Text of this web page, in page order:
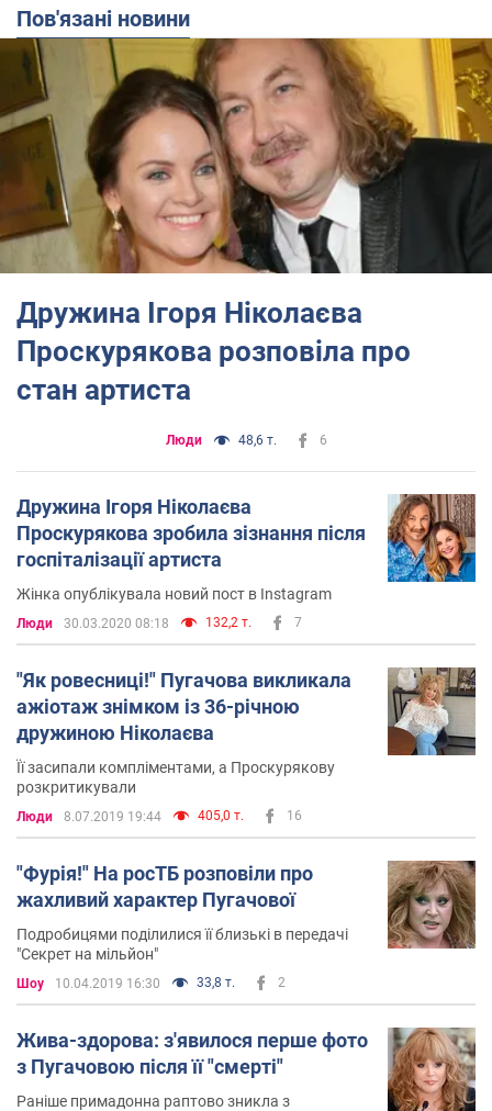
Пов'язані новини
Дружина Ігоря Ніколаєва
Проскурякова розповіла про
стан артиста
Люди 48,6 т. 6
Дружина Ігоря Ніколаєва
Проскурякова зробила зізнання після
госпіталізації артиста
Жінка опублікувала новий пост в Instagram
Люди 30.03.2020 08:18 132,2 т. 7
"Як ровесниці!" Пугачова викликала
ажіотаж знімком із 36-річною
дружиною Ніколаєва
Її засипали компліментами, а Проскурякову
розкритикували
Люди 8.07.2019 19:44 405,0 т. 16
"Фурія!" На росТБ розповіли про
жахливий характер Пугачової
Подробицями поділилися її близькі в передачі
"Секрет на мільйон"
Шоу 10.04.2019 16:30 33,8 т. 2
Жива-здорова: з'явилося перше фото
з Пугачовою після її "смерті"
Раніше примадонна раптово зникла з